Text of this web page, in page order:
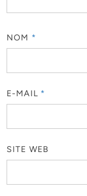
NOM *
E-MAIL *
SITE WEB